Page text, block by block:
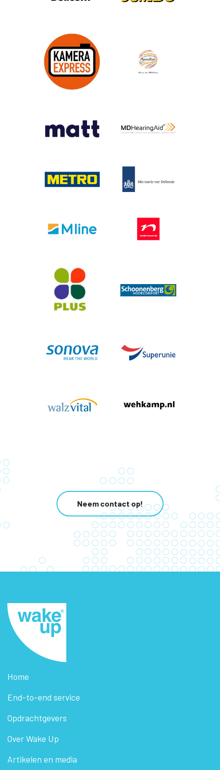
Neem contact op!
Home
End-to-end service
Opdrachtgevers
Over Wake Up
Artikelen en media